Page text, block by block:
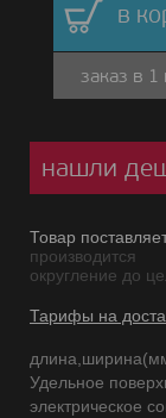
в
заказ в 1
нашли
Товар
производится
округление до
Тарифы на
Удельное
электрическое